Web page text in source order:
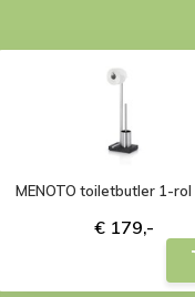
MENOTO toiletbutler 1-
€ 179,-